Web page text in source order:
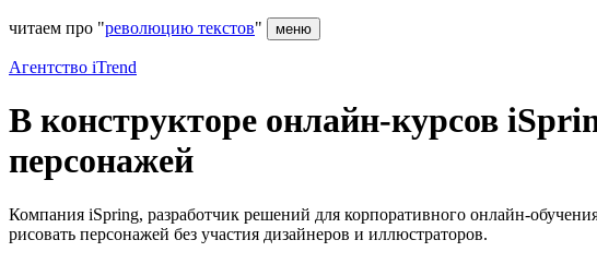
читаем про "революцию текстов" меню
Агентство iTrend
В конструкторе онлайн-курсов
персонажей
Компания iSpring, разработчик решений для корпоративного онлайн-
рисовать персонажей без участия дизайнеров и иллюстраторов.